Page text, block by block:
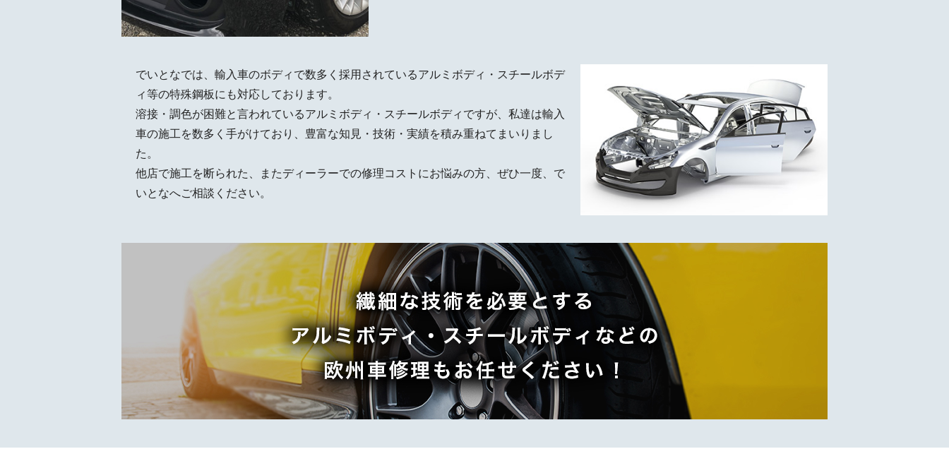
でいとなでは、輸入車のボディで数多く採用されているアルミボディ・スチールボデ
ィ等の特殊鋼板にも対応しております。
溶接・調色が困難と言われているアルミボディ・スチールボディですが、私達は輸入
車の施工を数多く手がけており、豊富な知見・技術・実績を積み重ねてまいりまし
た。
他店で施工を断られた、またディーラーでの修理コストにお悩みの方、ぜひ一度、で
いとなへご相談ください。